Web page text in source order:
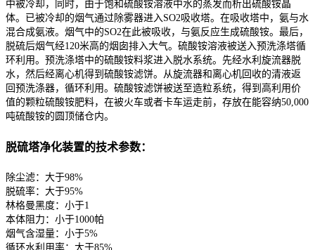
中被冷却，同时，由于饱和硫酸铵溶液中水的蒸发而析出硫酸铵晶
体。已被冷却的烟气通过除雾器进入SO2吸收塔。在吸收塔中，氨与水
混合成氨液。烟气中的SO2在此被吸收，与氨反应生成硫酸铵。最后，
脱硫后烟气经120米高的烟囱排入大气。硫酸铵溶液被送入预洗涤塔循
环利用。预洗涤塔中的硫酸铵料浆进入脱水系统。先经水利旋流器脱
水，然后经离心机得到硫酸铵滤饼。从旋流器和离心机回收的清液返
回预洗涤器，循环利用。硫酸铵滤饼被送至造粒系统，得到高利用价
值的颗粒硫酸铵肥料，在被火车或者卡车运走前，存放在能容纳50,000
吨硫酸铵的圆顶储仓内。
脱硫塔净化装置的技术参数：
除尘滤：大于98%
脱硫率：大于95%
林格曼黑度：小于1
本体阻力：小于1000帕
烟气含湿量：小于5%
循环水利用率：大于85%